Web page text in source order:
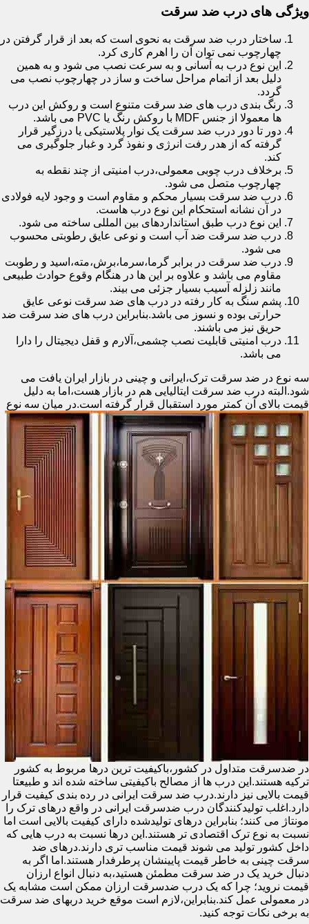
ویژگی های درب ضد سرقت
ساختار درب ضد سرقت به نحوی است که بعد از قرار گرفتن در
چهارچوب نمی توان آن را اهرم کاری کرد.
این نوع درب به آسانی و به سرعت نصب می شود و به همین
دلیل بعد از اتمام مراحل ساخت و ساز در چهارچوب نصب می
گردد.
رنگ بندی درب های ضد سرقت متنوع است و روکش این درب
ها معمولا از جنس MDF با روکش رنگ یا PVC می باشد.
دور تا دور درب ضد سرقت یک نوار پلاستیکی یا درزگیر قرار
گرفته که از هدر رفت انرژی و نفوذ گرد و غبار جلوگیری می
کند.
برخلاف درب چوبی معمولی،درب امنیتی از چند نقطه به
چهارچوب متصل می شود.
درب ضد سرقت بسیار محکم و مقاوم است و وجود لایه فولادی
در آن نشانه استحکام این نوع درب هاست.
این نوع درب طبق استانداردهای بین المللی ساخته می شود.
درب ضد سرقت ضد آب است و نوعی عایق رطوبتی محسوب
می شود.
درب ضد سرقت در برابر گرما،سرما،برش،مته،اسید و رطوبت
مقاوم می باشد و علاوه بر این ها در هنگام وقوع حوادث طبیعی
مانند زلزله آسیب بسیار جزئی می بیند.
پشم سنگ به کار رفته در درب های ضد سرقت نوعی عایق
حرارتی بوده و نسوز می باشد.بنابراین درب های ضد سرقت ضد
حریق نیز می باشند.
درب امنیتی قابلیت نصب چشمی،آلارم و قفل دیجیتال را دارا
می باشد.
سه نوع در ضد سرقت ترک،ایرانی و چینی در بازار ایران یافت می
شود.البته درب ضد سرقت ایتالیایی هم در بازار هست،اما به دلیل
قیمت بالای آن کمتر مورد استقبال قرار گرفته است.در میان سه نوع
در ضدسرقت متداول در کشور،باکیفیت ترین درها مربوط به کشور
ترکیه هستند.این درب ها از مصالح باکیفیتی ساخته شده اند و طبیعتا
قیمت بالایی نیز دارند.درب ضد سرقت ایرانی در رده بندی کیفیت قرار
دارد.اغلب تولیدکنندگان درب ضدسرقت ایرانی در واقع درهای ترک را
مونتاژ می کنند؛ بنابراین درهای تولیدشده دارای کیفیت بالایی است اما
نسبت به نوع ترک اقتصادی تر هستند.این درها نسبت به درب هایی که
داخل کشور تولید می شوند قیمت مناسب تری دارند.درهای ضد
سرقت چینی به خاطر قیمت پایینشان پرطرفدار هستند.اما اگر به
دنبال خرید یک در ضد سرقت مطمئن هستید،به دنبال انواع ارزان
قیمت نروید؛ چرا که یک درب ضدسرقت ارزان ممکن است مشابه یک
در معمولی عمل کند.بنابراین،لازم است موقع خرید دربهای ضد سرقت
به برخی نکات توجه کنید.